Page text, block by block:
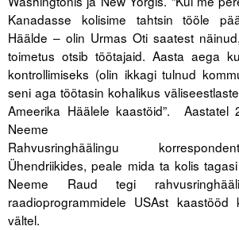
Kanadasse kolisime tahtsin tööle
Häälde – olin Urmas Oti saatest
toimetus otsib töötajaid. Aasta aega
kontrollimiseks (olin ikkagi tulnud
seni aga töötasin kohalikus
Ameerika Häälele kaastöid”.
Neeme
Rahvusringhäälingu
Ühendriikides, peale mida ta kolis
Neeme Raud tegi
raadioprogrammidele USAst
vältel.